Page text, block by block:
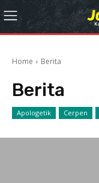
Home Berita
Berita
Apologetik Cerpen